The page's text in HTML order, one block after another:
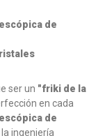
de
ser un "friki de la
en cada
de
ingeniería